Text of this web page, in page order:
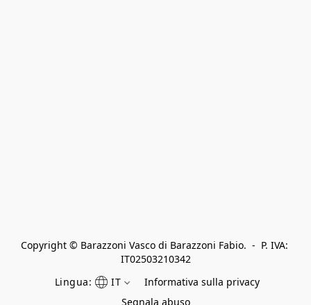
Copyright © Barazzoni Vasco di Barazzoni Fabio.  -  P. IVA:
IT02503210342
Lingua:
IT
Informativa sulla privacy
Segnala abuso